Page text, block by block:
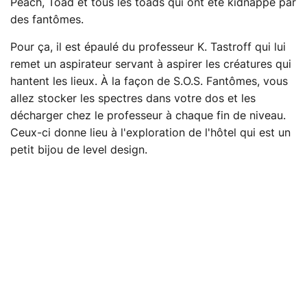
Peach, Toad et tous les toads qui ont été kidnappé par
des fantômes.
Pour ça, il est épaulé du professeur K. Tastroff qui lui
remet un aspirateur servant à aspirer les créatures qui
hantent les lieux. À la façon de S.O.S. Fantômes, vous
allez stocker les spectres dans votre dos et les
décharger chez le professeur à chaque fin de niveau.
Ceux-ci donne lieu à l'exploration de l'hôtel qui est un
petit bijou de level design.